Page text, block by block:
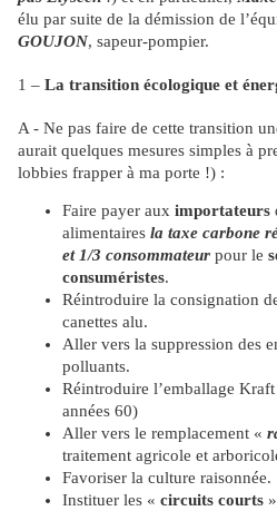
élu par suite de la démission de
GOUJON, sapeur-pompier.
1 – La transition écologique et
A - Ne pas faire de cette transition
aurait quelques mesures simples à
lobbies frapper à ma porte !) :
Faire payer aux importateurs
alimentaires la taxe carbone
et 1/3 consommateur pour le
consuméristes.
Réintroduire la consignation
canettes alu.
Aller vers la suppression des
polluants.
Réintroduire l’emballage
années 60)
Aller vers le remplacement «
traitement agricole et
Favoriser la culture raisonnée.
Instituer les « circuits courts